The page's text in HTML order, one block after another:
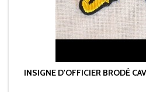
INSIGNE D'OFFICIER BRODÉ